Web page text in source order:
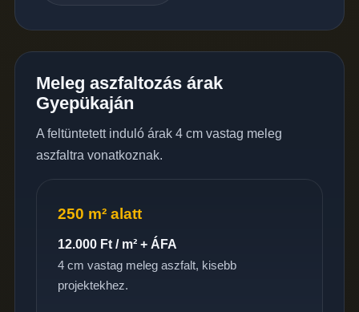
Meleg aszfaltozás árak
Gyepükaján
A feltüntetett induló árak 4 cm vastag meleg
aszfaltra vonatkoznak.
250 m² alatt
12.000 Ft / m² + ÁFA
4 cm vastag meleg aszfalt, kisebb
projektekhez.